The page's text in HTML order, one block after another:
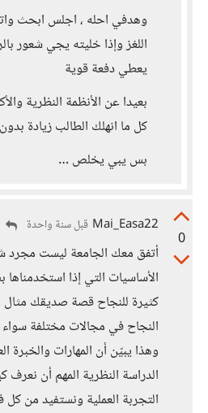
وهدفي احله ، اجلس ابحث
اللغز وإذا خليته يجي شعور
يعطي دفعة قوية
بعيدا عن الأنظمة النظرية
كل ما انهلك الطالب زيادة
بس يبي يخلص …
0
Mai_Easa22 قبل سنة واحدة
أتفق معك الجامعة ليست مجرد
الأساسيات التي إذا
كثيرة للنجاح قصة صديقك
النجاح في مجالات مختلفة
وهذا يبيّن أن المهارات والخبرة
الدراسة النظرية المهم أن
التجربة العملية ونستفيد من كل